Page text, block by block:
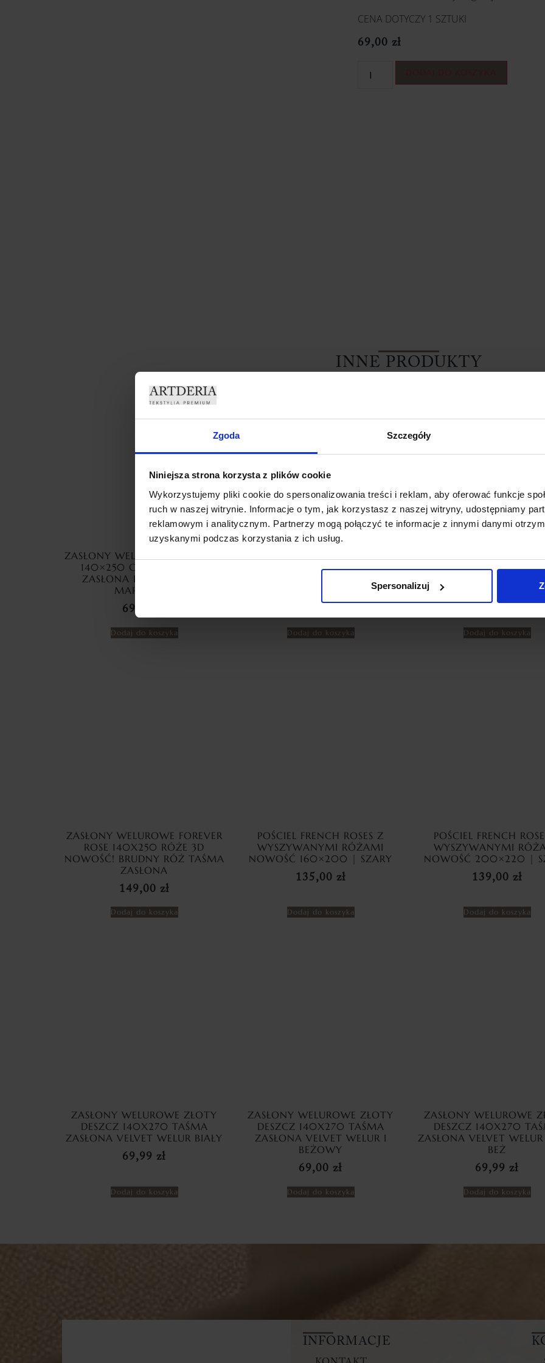
Zgoda Szczegóły
Niniejsza strona korzysta z plików cookie
Wykorzystujemy pliki cookie do spersonalizowania treści i reklam, aby oferować funkcje
ruch w naszej witrynie. Informacje o tym, jak korzystasz z naszej witryny, udostępniamy
reklamowym i analitycznym. Partnerzy mogą połączyć te informacje z innymi danymi
uzyskanymi podczas korzystania z ich usług.
Spersonalizuj
CENA DOTYCZY 1 SZTUKI
69,00 zł
INNE PRODUKTY
ZASŁONY WELUROWE MARMUR
140×250 CM PRZELOTKA
ZASŁONA DEKORACYJNA
MARMUREK
69,99
Dodaj do koszyka
METOR Z KRYSZTAŁKAMI
Dodaj do koszyka
KRYSZTAŁKAMI 140×250
Dodaj do koszyka
ZASŁONY WELUROWE FOREVER
ROSE 140X250 RÓŻE 3D
NOWOŚĆ! BRUDNY RÓŻ TAŚMA
ZASŁONA
149,00 zł
Dodaj do koszyka
POŚCIEL FRENCH ROSES Z
WYSZYWANYMI RÓŻAMI
NOWOŚĆ 160×200 | SZARY
135,00 zł
Dodaj do koszyka
POŚCIEL FRENCH
WYSZYWANYMI
NOWOŚĆ 200×220 |
139,00 zł
Dodaj do koszyka
ZASŁONY WELUROWE ZŁOTY
DESZCZ 140X270 TAŚMA
ZASŁONA VELVET WELUR BIAŁY
69,99 zł
Dodaj do koszyka
ZASŁONY WELUROWE ZŁOTY
DESZCZ 140X270 TAŚMA
ZASŁONA VELVET WELUR I
BEŻOWY
69,00 zł
Dodaj do koszyka
ZASŁONY WELUROWE
DESZCZ 140X270
ZASŁONA VELVET WELUR
BEŻ
69,99 zł
Dodaj do koszyka
INFORMACJE